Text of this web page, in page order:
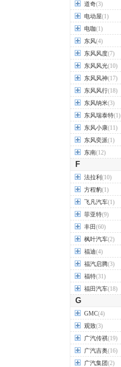
道奇(3)
电动屋(1)
电咖(1)
东风(4)
东风风度(7)
东风风光(10)
东风风神(17)
东风风行(18)
东风纳米(3)
东风瑞泰特(1)
东风小康(11)
东风奕派(1)
东南(12)
F
法拉利 (10)
方程豹(1)
飞凡汽车(1)
菲亚特(9)
丰田(60)
枫叶汽车(2)
福迪(4)
福汽启腾(3)
福特(31)
福田汽车(18)
G
GMC(4)
观致(3)
广汽传祺(19)
广汽吉奥(16)
广汽集团(2)